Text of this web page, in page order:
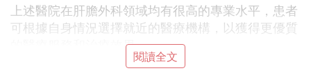
上述醫院在肝膽外科領域均有很高的專業水平，患者
可根據自身情況選擇就近的醫療機構，以獲得更優質
的醫療服務和治療效果。
閱讀全文